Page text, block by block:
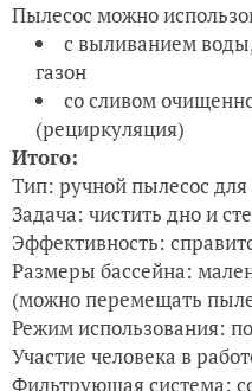
Пылесос можно
с выливанием
газон
со сливом
(рециркуляция)
Итого:
Тип: ручной пылесос для
Задача: чистить дно и
Эффективность:
Размеры бассейна:
(можно перемещать
Режим использования:
Участие человека в
Фильтрующая система: